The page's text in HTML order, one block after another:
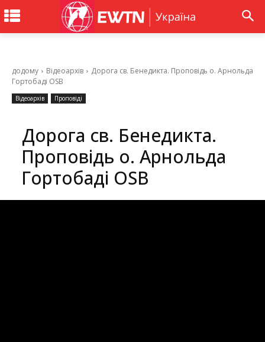
додому Відеоархів
Дорога св. Бенедикта. Проповідь о. Арнольда
Гортобаді OSB
Відеоархів Проповіді
Дорога св. Бенедикта.
Проповідь о. Арнольда
Гортобаді OSB